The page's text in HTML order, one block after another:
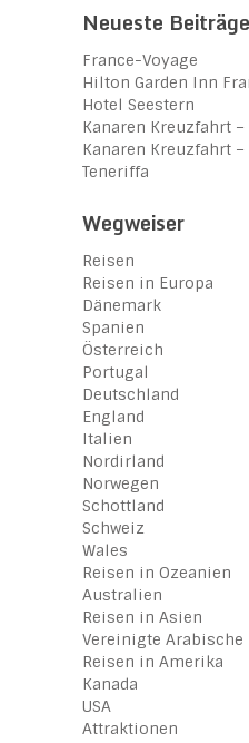
Neueste Beiträge
France-Voyage
Hilton Garden Inn
Hotel Seestern
Kanaren Kreuzfahrt
Kanaren Kreuzfahrt
Teneriffa
Wegweiser
Reisen
Reisen in Europa
Dänemark
Spanien
Österreich
Portugal
Deutschland
England
Italien
Nordirland
Norwegen
Schottland
Schweiz
Wales
Reisen in Ozeanien
Australien
Reisen in Asien
Vereinigte Arabische
Reisen in Amerika
Kanada
USA
Attraktionen